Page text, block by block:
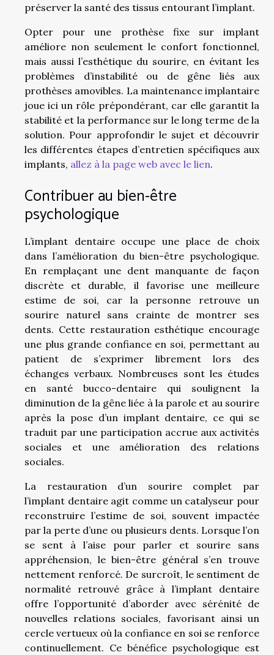
préserver la santé des tissus entourant l’implant.
Opter pour une prothèse fixe sur implant
améliore non seulement le confort fonctionnel,
mais aussi l’esthétique du sourire, en évitant les
problèmes d’instabilité ou de gêne liés aux
prothèses amovibles. La maintenance implantaire
joue ici un rôle prépondérant, car elle garantit la
stabilité et la performance sur le long terme de la
solution. Pour approfondir le sujet et découvrir
les différentes étapes d’entretien spécifiques aux
implants, allez à la page web avec le lien.
Contribuer au bien-être
psychologique
L’implant dentaire occupe une place de choix
dans l’amélioration du bien-être psychologique.
En remplaçant une dent manquante de façon
discrète et durable, il favorise une meilleure
estime de soi, car la personne retrouve un
sourire naturel sans crainte de montrer ses
dents. Cette restauration esthétique encourage
une plus grande confiance en soi, permettant au
patient de s’exprimer librement lors des
échanges verbaux. Nombreuses sont les études
en santé bucco-dentaire qui soulignent la
diminution de la gêne liée à la parole et au sourire
après la pose d’un implant dentaire, ce qui se
traduit par une participation accrue aux activités
sociales et une amélioration des relations
sociales.
La restauration d’un sourire complet par
l’implant dentaire agit comme un catalyseur pour
reconstruire l’estime de soi, souvent impactée
par la perte d’une ou plusieurs dents. Lorsque l’on
se sent à l’aise pour parler et sourire sans
appréhension, le bien-être général s’en trouve
nettement renforcé. De surcroît, le sentiment de
normalité retrouvé grâce à l’implant dentaire
offre l’opportunité d’aborder avec sérénité de
nouvelles relations sociales, favorisant ainsi un
cercle vertueux où la confiance en soi se renforce
continuellement. Ce bénéfice psychologique est